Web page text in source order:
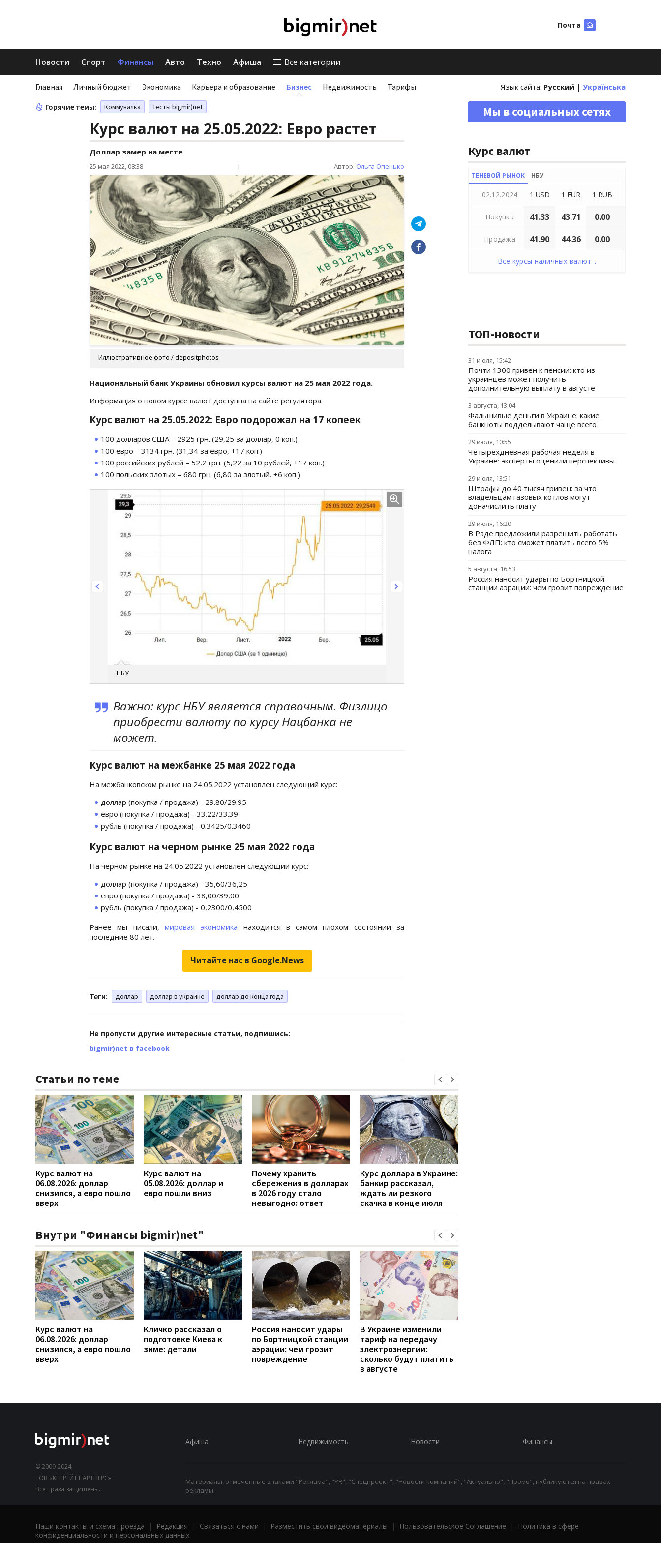
Почта
Новости Спорт Финансы Авто Техно Афиша Все категории
Главная Личный бюджет Экономика Карьера и образование Бизнес Недвижимость Тарифы Язык сайта: Русский | Українська
Горячие темы: Коммуналка Тесты bigmir)net
Курс валют на 25.05.2022: Евро растет
Доллар замер на месте
25 мая 2022, 08:38 | Автор: Ольга Опенько
Иллюстративное фото / depositphotos
Национальный банк Украины обновил курсы валют на 25 мая 2022 года.
Информация о новом курсе валют доступна на сайте регулятора.
Курс валют на 25.05.2022: Евро подорожал на 17 копеек
100 долларов США – 2925 грн. (29,25 за доллар, 0 коп.)
100 евро – 3134 грн. (31,34 за евро, +17 коп.)
100 российских рублей – 52,2 грн. (5,22 за 10 рублей, +17 коп.)
100 польских злотых – 680 грн. (6,80 за злотый, +6 коп.)
НБУ
Важно: курс НБУ является справочным. Физлицо
приобрести валюту по курсу Нацбанка не
может.
Курс валют на межбанке 25 мая 2022 года
На межбанковском рынке на 24.05.2022 установлен следующий курс:
доллар (покупка / продажа) - 29.80/29.95
евро (покупка / продажа) - 33.22/33.39
рубль (покупка / продажа) - 0.3425/0.3460
Курс валют на черном рынке 25 мая 2022 года
На черном рынке на 24.05.2022 установлен следующий курс:
доллар (покупка / продажа) - 35,60/36,25
евро (покупка / продажа) - 38,00/39,00
рубль (покупка / продажа) - 0,2300/0,4500
Ранее мы писали, мировая экономика находится в самом плохом состоянии за
последние 80 лет.
Читайте нас в Google.News
Теги: доллар доллар в украине доллар до конца года
Не пропусти другие интересные статьи, подпишись:
bigmir)net в facebook
Статьи по теме
Курс валют на
06.08.2026: доллар
снизился, а евро пошло
вверх
Курс валют на
05.08.2026: доллар и
евро пошли вниз
Почему хранить
сбережения в долларах
в 2026 году стало
невыгодно: ответ
Курс доллара в Украине:
банкир рассказал,
ждать ли резкого
скачка в конце июля
Внутри "Финансы bigmir)net"
Курс валют на
06.08.2026: доллар
снизился, а евро пошло
вверх
Кличко рассказал о
подготовке Киева к
зиме: детали
Россия наносит удары
по Бортницкой станции
аэрации: чем грозит
повреждение
В Украине изменили
тариф на передачу
электроэнергии:
сколько будут платить
в августе
Мы в социальных сетях
Курс валют
ТЕНЕВОЙ РЫНОК НБУ
02.12.2024 1 USD 1 EUR 1 RUB
Покупка 41.33 43.71 0.00
Продажа 41.90 44.36 0.00
Все курсы наличных валют...
ТОП-новости
31 июля, 15:42
Почти 1300 гривен к пенсии: кто из
украинцев может получить
дополнительную выплату в августе
3 августа, 13:04
Фальшивые деньги в Украине: какие
банкноты подделывают чаще всего
29 июля, 10:55
Четырехдневная рабочая неделя в
Украине: эксперты оценили перспективы
29 июля, 13:51
Штрафы до 40 тысяч гривен: за что
владельцам газовых котлов могут
доначислить плату
29 июля, 16:20
В Раде предложили разрешить работать
без ФЛП: кто сможет платить всего 5%
налога
5 августа, 16:53
Россия наносит удары по Бортницкой
станции аэрации: чем грозит повреждение
© 2000-2024,
ТОВ «КЕПРЕЙТ ПАРТНЕРС».
Все права защищены.
Афиша Недвижимость Новости Финансы
Материалы, отмеченные знаками "Реклама", "PR", "Спецпроект", "Новости компаний", "Актуально", "Промо", публикуются на правах
рекламы.
Наши контакты и схема проезда | Редакция | Связаться с нами | Разместить свои видеоматериалы | Пользовательское Соглашение |
Политика в сфере
конфиденциальности и персональных данных